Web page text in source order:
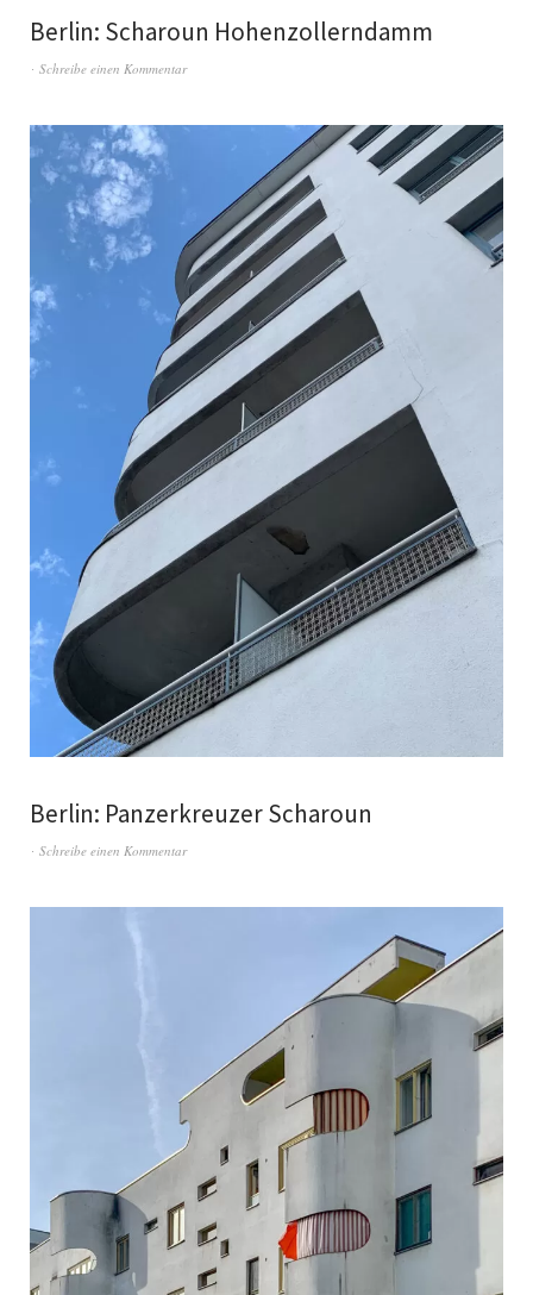
Berlin: Scharoun Hohenzollerndamm
Schreibe einen Kommentar
Berlin: Panzerkreuzer Scharoun
Schreibe einen Kommentar